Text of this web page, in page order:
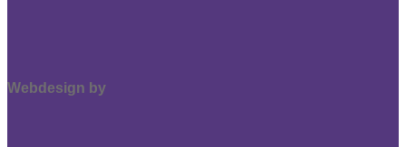
Webdesign by